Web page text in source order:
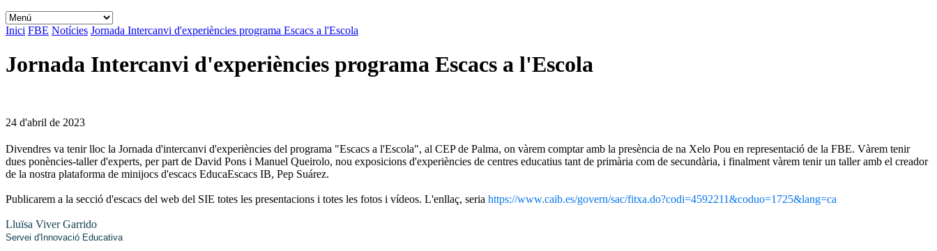
Inici FBE Notícies Jornada Intercanvi d'experiències programa Escacs a l'Escola
Jornada Intercanvi d'experiències programa Escacs a l'Escola
24 d'abril de 2023
Divendres va tenir lloc la Jornada d'intercanvi d'experiències del programa "Escacs a l'Escola", al CEP de Palma, on vàrem comptar amb la presència de na Xelo Pou en representació de la FBE. Vàrem tenir
dues ponències-taller d'experts, per part de David Pons i Manuel Queirolo, nou exposicions d'experiències de centres educatius tant de primària com de secundària, i finalment vàrem tenir un taller amb el creador
de la nostra plataforma de minijocs d'escacs EducaEscacs IB, Pep Suárez.
Publicarem a la secció d'escacs del web del SIE totes les presentacions i totes les fotos i vídeos. L'enllaç, seria https://www.caib.es/govern/sac/fitxa.do?codi=4592211&coduo=1725&lang=ca
Lluïsa Viver Garrido
Servei d'Innovació Educativa